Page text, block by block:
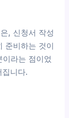
, 신청서 작성
준비하는 것이
라는 점이었
니다.